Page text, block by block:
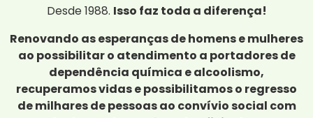
Desde 1988. Isso faz toda a diferença!
Renovando as esperanças de homens e mulheres
ao possibilitar o atendimento a portadores de
dependência química e alcoolismo,
recuperamos vidas e possibilitamos o regresso
de milhares de pessoas ao convívio social com